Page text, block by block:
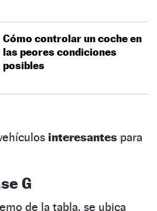
Cómo controlar un coche en
las peores condiciones
posibles
interesantes para
G
de la tabla, se ubica